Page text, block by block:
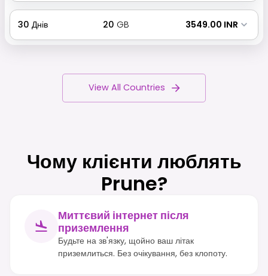
30 Днів 20 GB ₹ 3549.00 INR
View All Countries
Чому клієнти люблять
Prune?
Миттєвий інтернет після
приземлення
Будьте на зв'язку, щойно ваш літак
приземлиться. Без очікування, без клопоту.